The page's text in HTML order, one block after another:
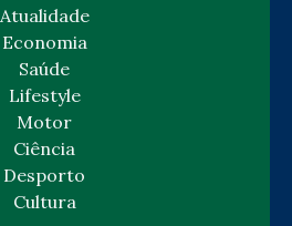
Atualidade
Economia
Saúde
Lifestyle
Motor
Ciência
Desporto
Cultura